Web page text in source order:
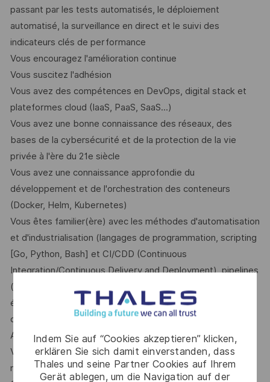
Indem Sie auf “Cookies akzeptieren” klicken,
erklären Sie sich damit einverstanden, dass
Thales und seine Partner Cookies auf Ihrem
Gerät ablegen, um die Navigation auf der
passant par les tests automatisés, le déploiement
automatisé, la surveillance en direct et le suivi des
indicateurs clés de performance
Vous encouragez l'amélioration continue
Vous suscitez l'adhésion
Vous avez des compétences en DevOps, digital stack et
plateformes cloud (IaaS, PaaS, SaaS...)
Vous avez une bonne connaissance des réseaux, des
bases de la cybersécurité et de la protection de la vie
privée à l'ère du 21e siècle
Vous avez une connaissance approfondie du
développement et de l'orchestration des conteneurs
(Docker, Helm, Kubernetes)
Vous êtes familier(ère) avec les méthodes d'automatisation
et d'industrialisation (langages de programmation, scripting
[Go, Python, Bash] et CI/CDD (Continuous
Integration/Continuous Delivery and Deployment), pipelines
(pipelines Gitlab, actions Github...), et savez
éventuellement définir votre infrastructure en tant que
code (IaC) à l'aide de technologies comme Terraform ou
Ansible
Vous savez comment faire fonctionner une application :
monitoring, alertes et gestion des incidents (Prometheus,